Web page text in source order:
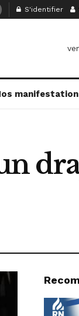
S'identifier